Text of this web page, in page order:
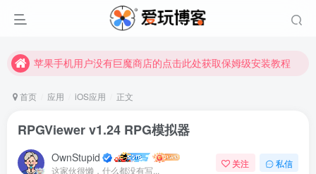
苹果手机用户没有巨魔商店的点击此处获取保姆级安装教程
苹果手机用户没有巨魔商店的点击此处获取保姆级安装教程
首页 应用 iOS应用 正文
RPGViewer v1.24 RPG模拟器
OwnStupid
这家伙很懒，什么都没有写...
关注 私信